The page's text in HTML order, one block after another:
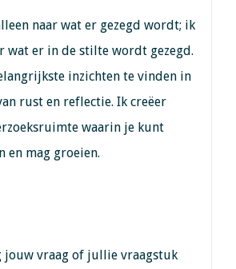
naar wat er gezegd wordt; ik
wat er in de stilte wordt gezegd.
inzichten te vinden in
rust en reflectie. Ik creëer
waarin je kunt
en mag groeien.
jouw vraag of jullie vraagstuk